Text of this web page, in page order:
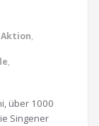
Aktion,
,
über 1000
Singener